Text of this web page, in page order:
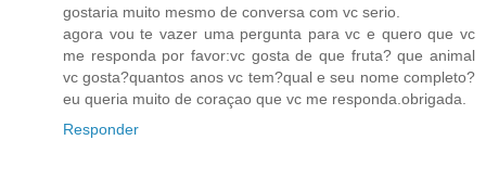
gostaria muito mesmo de conversa com vc serio.
agora vou te vazer uma pergunta para vc e quero que vc
me responda por favor:vc gosta de que fruta? que animal
vc gosta?quantos anos vc tem?qual e seu nome completo?
eu queria muito de coraçao que vc me responda.obrigada.
Responder